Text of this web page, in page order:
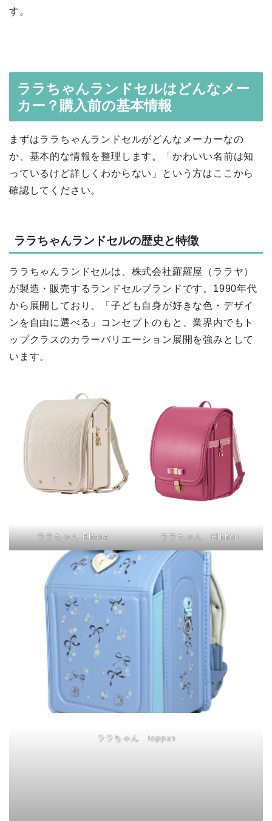
す。
ララちゃんランドセルはどんなメー
カー？購入前の基本情報
まずはララちゃんランドセルがどんなメーカーなの
か、基本的な情報を整理します。「かわいい名前は知
っているけど詳しくわからない」という方はここから
確認してください。
ララちゃんランドセルの歴史と特徴
ララちゃんランドセルは、株式会社羅羅屋（ララヤ）
が製造・販売するランドセルブランドです。1990年代
から展開しており、「子ども自身が好きな色・デザイ
ンを自由に選べる」コンセプトのもと、業界内でもト
ップクラスのカラーバリエーション展開を強みとして
います。
ララちゃん Eltena ララちゃん Ribbon
ララちゃん toppun